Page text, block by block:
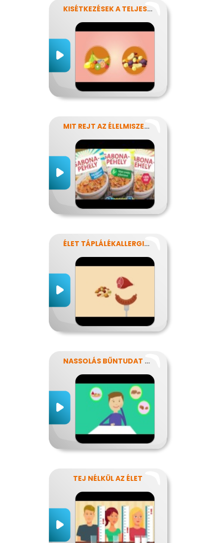
KISÉTKEZÉSEK A TELJESÍTMÉNYÉRT
MIT REJT AZ ÉLELMISZERCÍMKE?
ÉLET TÁPLÁLÉKALLERGIÁVAL
NASSOLÁS BŰNTUDAT NÉLKÜL
TEJ NÉLKÜL AZ ÉLET